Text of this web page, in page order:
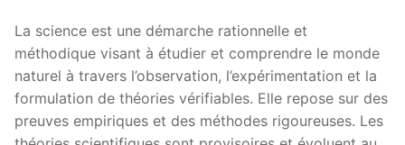
La science est une démarche rationnelle et
méthodique visant à étudier et comprendre le monde
naturel à travers l’observation, l’expérimentation et la
formulation de théories vérifiables. Elle repose sur des
preuves empiriques et des méthodes rigoureuses. Les